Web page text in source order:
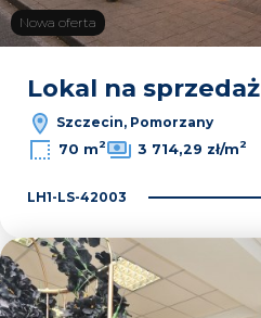
Nowa oferta
Lokal na sprzedaż
Szczecin, Pomorzany
70 m2 3 714,29 zł/m2
LH1-LS-42003